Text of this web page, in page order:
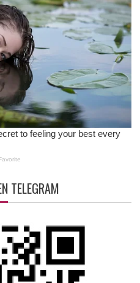
TELEGRAM